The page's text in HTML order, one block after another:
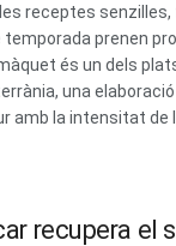
receptes
temporada prenen
és un dels
una
amb la intensitat de
recupera el